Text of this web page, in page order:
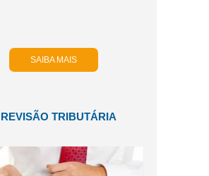
SAIBA MAIS
REVISÃO TRIBUTÁRIA